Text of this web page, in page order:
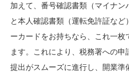
加えて、番号確認書類（マイナン
と本人確認書類（運転免許証な
ーカードをお持ちなら、これ一枚
ます。これにより、税務署への
提出がスムーズに進行し、開業準